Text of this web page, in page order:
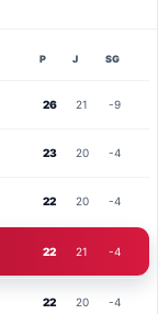
P J SG
26 21 -9
23 20 -4
22 20 -4
22 21 -4
22 20 -4